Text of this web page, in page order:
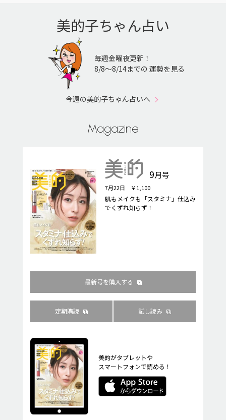
美的子ちゃん占い
毎週金曜夜更新！
8/8〜8/14までの 運勢を見る
今週の美的子ちゃん占いへ
Magazine
9月号
7月22日 ￥1,100
肌もメイクも「スタミナ」仕込み
でくずれ知らず！
最新号を購入する
定期購読 試し読み
美的がタブレットや
スマートフォンで読める！